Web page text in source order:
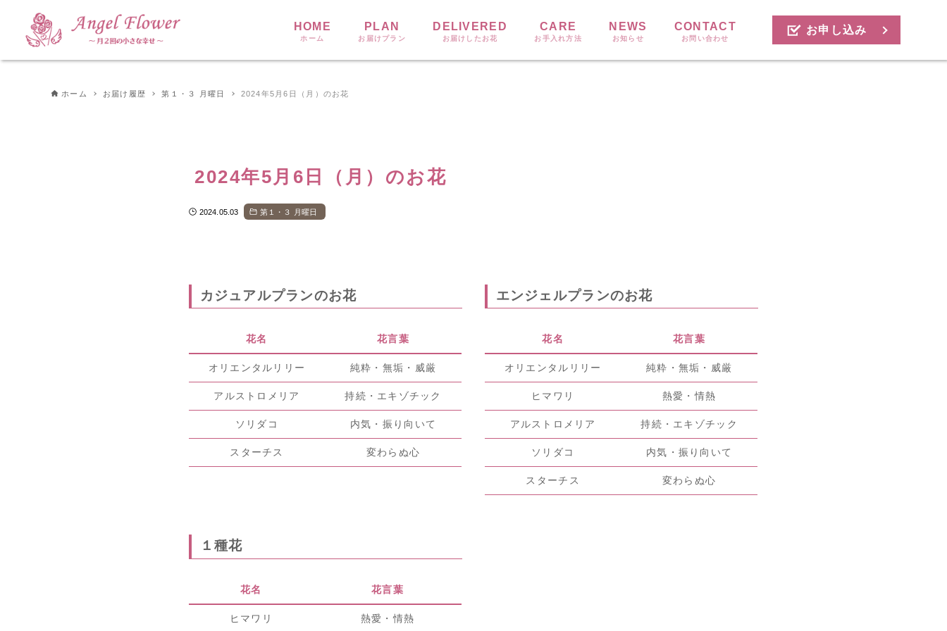
HOME
ホーム
PLAN
お届けプラン
DELIVERED
お届けしたお花
CARE
お手入れ方法
NEWS
お知らせ
CONTACT
お問い合わせ
お申し込み
ホーム お届け履歴 第１・３ 月曜日 2024年5月6日（月）のお花
2024年5月6日（月）のお花
2024.05.03 第１・３ 月曜日
カジュアルプランのお花
花名 花言葉
オリエンタルリリー 純粋・無垢・威厳
アルストロメリア 持続・エキゾチック
ソリダコ 内気・振り向いて
スターチス 変わらぬ心
エンジェルプランのお花
花名 花言葉
オリエンタルリリー 純粋・無垢・威厳
ヒマワリ 熱愛・情熱
アルストロメリア 持続・エキゾチック
ソリダコ 内気・振り向いて
スターチス 変わらぬ心
１種花
花名 花言葉
ヒマワリ 熱愛・情熱